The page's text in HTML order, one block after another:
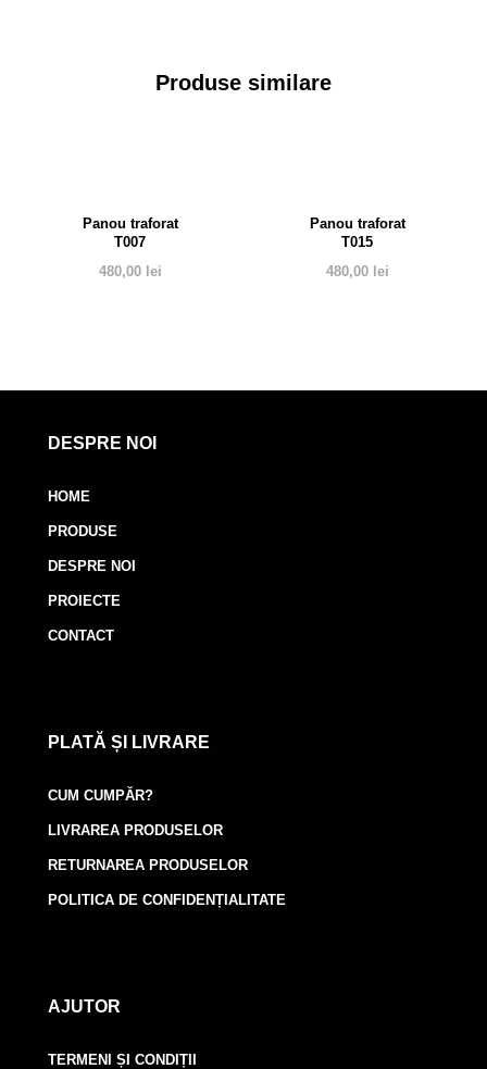
Produse similare
Panou traforat
T007
480,00 lei
Panou traforat
T015
480,00 lei
DESPRE NOI
HOME
PRODUSE
DESPRE NOI
PROIECTE
CONTACT
PLATĂ ȘI LIVRARE
CUM CUMPĂR?
LIVRAREA PRODUSELOR
RETURNAREA PRODUSELOR
POLITICA DE CONFIDENȚIALITATE
AJUTOR
TERMENI ȘI CONDIȚII